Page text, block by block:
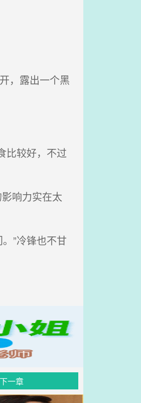
，露出一个黑
比较好，不过
响力实在太
”冷锋也不甘
下一章